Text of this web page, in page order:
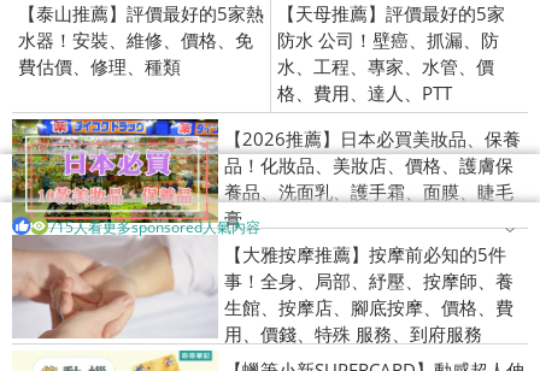
【泰山推薦】評價最好的5家熱
水器！安裝、維修、價格、免
費估價、修理、種類
【天母推薦】評價最好的5家
防水 公司！壁癌、抓漏、防
水、工程、專家、水管、價
格、費用、達人、PTT
【2026推薦】日本必買美妝品、保養
品！化妝品、美妝店、價格、護膚保
養品、洗面乳、護手霜、面膜、睫毛
膏
【大雅按摩推薦】按摩前必知的5件
事！全身、局部、紓壓、按摩師、養
生館、按摩店、腳底按摩、價格、費
用、價錢、特殊 服務、到府服務
715人看更多sponsored人氣內容